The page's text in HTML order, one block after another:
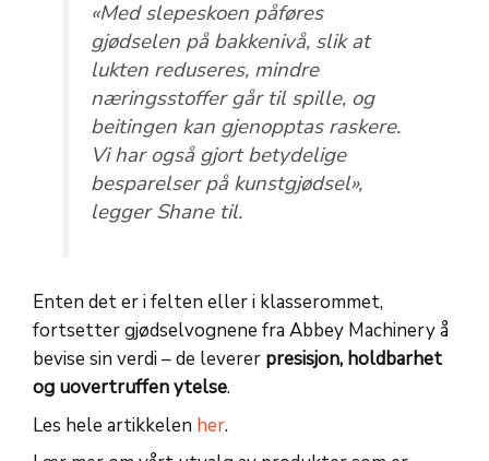
«Med slepeskoen påføres
gjødselen på bakkenivå, slik at
lukten reduseres, mindre
næringsstoffer går til spille, og
beitingen kan gjenopptas raskere.
Vi har også gjort betydelige
besparelser på kunstgjødsel»,
legger Shane til.
Enten det er i felten eller i klasserommet,
fortsetter gjødselvognene fra Abbey Machinery å
bevise sin verdi – de leverer presisjon, holdbarhet
og uovertruffen ytelse.
Les hele artikkelen her.